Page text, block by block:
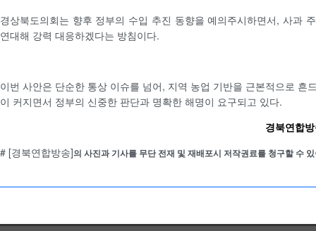
경상북도의회는 향후 정부의 수입 추진 동향을 예의주시하면서, 사과
연대해 강력 대응하겠다는 방침이다.
이번 사안은 단순한 통상 이슈를 넘어, 지역 농업 기반을 근본적으로 흔
이 커지면서 정부의 신중한 판단과 명확한 해명이 요구되고 있다.
경북연합
# [경북연합방송]의 사진과 기사를 무단 전재 및 재배포시 저작권료를 청구할 수